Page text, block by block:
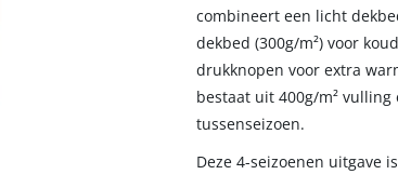
combineert een licht
dekbed (300g/m²) voor
drukknopen voor extra
bestaat uit 400g/m²
tussenseizoen.
Deze 4-seizoenen uitgave